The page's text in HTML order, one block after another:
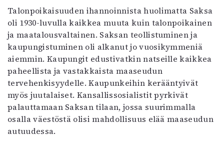
Talonpoikaisuuden ihannoinnista huolimatta Saksa
oli 1930-luvulla kaikkea muuta kuin talonpoikainen
ja maatalousvaltainen. Saksan teollistuminen ja
kaupungistuminen oli alkanut jo vuosikymmeniä
aiemmin. Kaupungit edustivatkin natseille kaikkea
paheellista ja vastakkaista maaseudun
tervehenkisyydelle. Kaupunkeihin kerääntyivät
myös juutalaiset. Kansallissosialistit pyrkivät
palauttamaan Saksan tilaan, jossa suurimmalla
osalla väestöstä olisi mahdollisuus elää maaseudun
autuudessa.